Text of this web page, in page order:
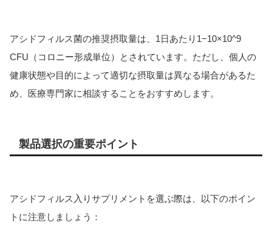
アシドフィルス菌の推奨摂取量は、1日あたり1−10×10^9
CFU（コロニー形成単位）とされています。ただし、個人の
健康状態や目的によって適切な摂取量は異なる場合があるた
め、医療専門家に相談することをおすすめします。
製品選択の重要ポイント
アシドフィルス入りサプリメントを選ぶ際は、以下のポイン
トに注意しましょう：